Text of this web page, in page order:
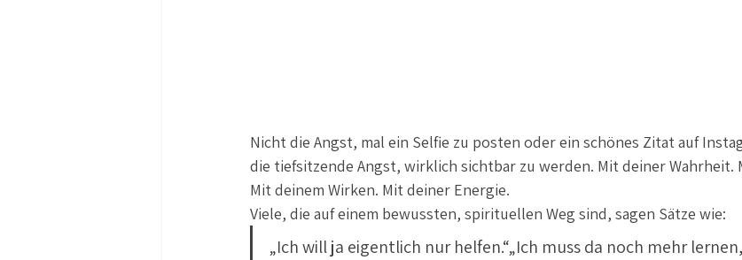
Nicht die Angst, mal ein Selfie zu posten oder ein schönes Zitat auf
die tiefsitzende Angst, wirklich sichtbar zu werden. Mit deiner Wahrheit.
Mit deinem Wirken. Mit deiner Energie.
Viele, die auf einem bewussten, spirituellen Weg sind, sagen Sätze wie:
„Ich will ja eigentlich nur helfen.“„Ich muss da noch mehr